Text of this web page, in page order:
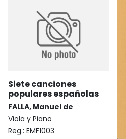
Siete canciones
populares españolas
FALLA, Manuel de
Viola y Piano
Reg.: EMF1003